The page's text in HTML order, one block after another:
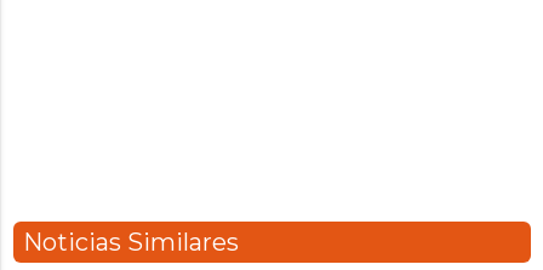
Noticias Similares